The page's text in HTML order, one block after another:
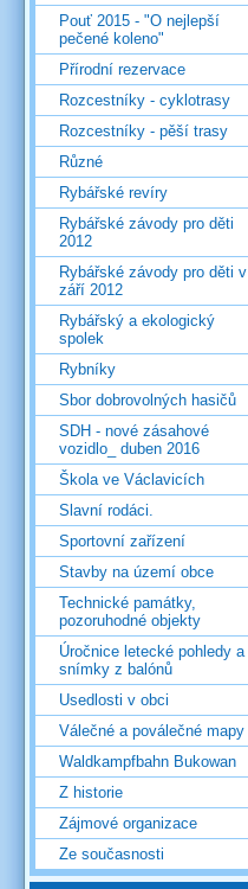
Pouť 2015 - "O nejlepší
pečené koleno"
Přírodní rezervace
Rozcestníky - cyklotrasy
Rozcestníky - pěší trasy
Různé
Rybářské revíry
Rybářské závody pro děti
2012
Rybářské závody pro děti v
září 2012
Rybářský a ekologický
spolek
Rybníky
Sbor dobrovolných hasičů
SDH - nové zásahové
vozidlo_ duben 2016
Škola ve Václavicích
Slavní rodáci.
Sportovní zařízení
Stavby na území obce
Technické památky,
pozoruhodné objekty
Úročnice letecké pohledy a
snímky z balónů
Usedlosti v obci
Válečné a poválečné mapy
Waldkampfbahn Bukowan
Z historie
Zájmové organizace
Ze současnosti